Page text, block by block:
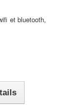
et bluetooth,